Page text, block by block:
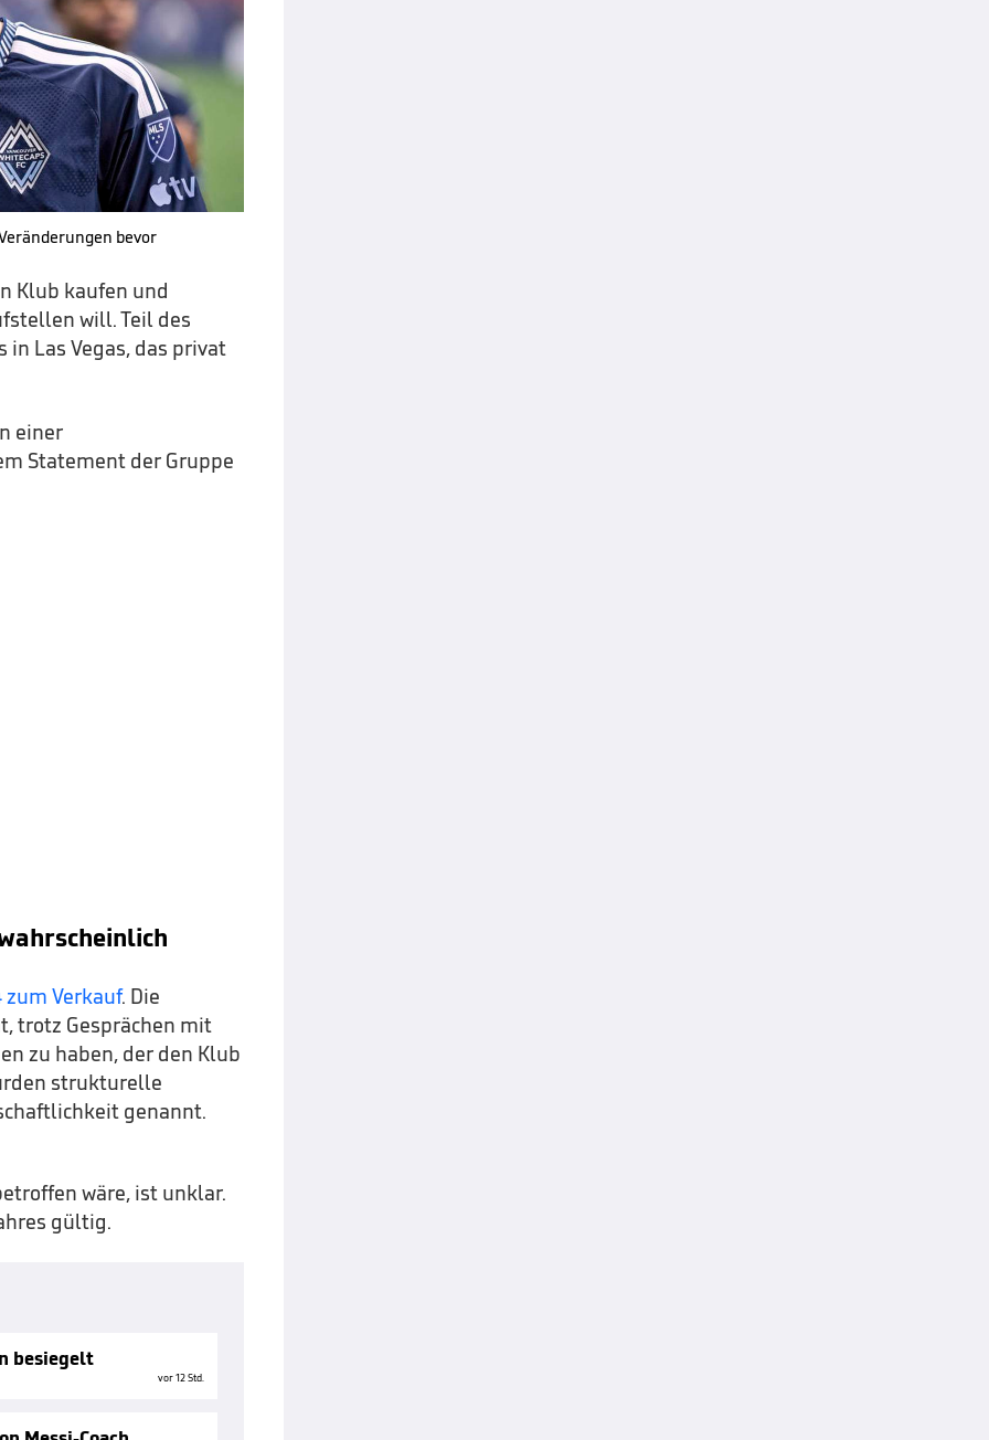
bevor
Klub kaufen und
will. Teil des
Las Vegas, das privat
einer
Statement der Gruppe
Verkauf. Die
trotz Gesprächen mit
zu haben, der den Klub
strukturelle
genannt.
wäre, ist unklar.
gültig.
besiegelt
vor 12 Std.